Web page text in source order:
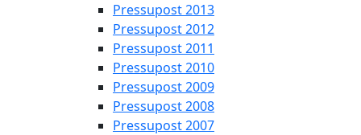
Pressupost 2013
Pressupost 2012
Pressupost 2011
Pressupost 2010
Pressupost 2009
Pressupost 2008
Pressupost 2007